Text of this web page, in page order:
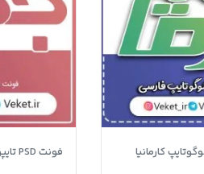
فونت PSD تايپوگرافي و لوگوتايپ جهان